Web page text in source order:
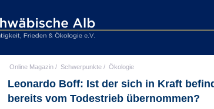
Online Magazin / Schwerpunkte / Ökologie
Leonardo Boff: Ist der sich in Kraft
bereits vom Todestrieb übernommen?